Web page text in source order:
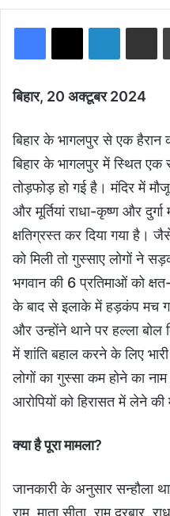
Facebook
X LinkedIn
बिहार, 20 अक्टूबर 2024
बिहार के भागलपुर से एक हैरान
बिहार के भागलपुर में स्थित एक
तोड़फोड़ हो गई है। मंदिर में
और मूर्तियां राधा-कृष्ण और दुर्गा
क्षतिग्रस्त कर दिया गया है।
को मिली तो गुस्साए लोगों ने
भगवान की 6 प्रतिमाओं को
के बाद से इलाके में हड़कंप मच
और उन्होंने थाने पर हल्ला
में शांति बहाल करने के लिए
लोगों का गुस्सा कम होने का
आरोपियों को हिरासत में लेने
क्या है पूरा मामला?
जानकारी के अनुसार सन्हौला